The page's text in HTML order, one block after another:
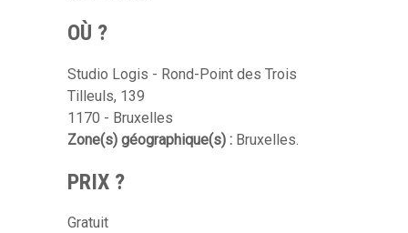
OÙ ?
Studio Logis - Rond-Point des Trois
Tilleuls, 139
1170 - Bruxelles
Zone(s) géographique(s) : Bruxelles.
PRIX ?
Gratuit